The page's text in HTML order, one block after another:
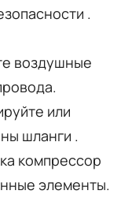
.
воздушные
или
шланги .
компрессор
элементы.